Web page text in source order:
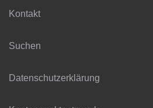
Kontakt
Suchen
Datenschutzerklärung